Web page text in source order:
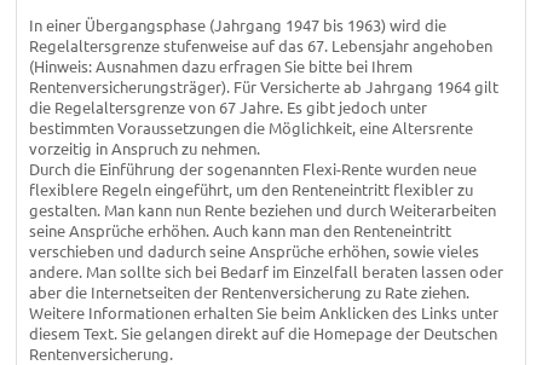
In einer Übergangsphase (Jahrgang 1947 bis 1963) wird die
Regelaltersgrenze stufenweise auf das 67. Lebensjahr angehoben
(Hinweis: Ausnahmen dazu erfragen Sie bitte bei Ihrem
Rentenversicherungsträger). Für Versicherte ab Jahrgang 1964 gilt
die Regelaltersgrenze von 67 Jahre. Es gibt jedoch unter
bestimmten Voraussetzungen die Möglichkeit, eine Altersrente
vorzeitig in Anspruch zu nehmen.
Durch die Einführung der sogenannten Flexi-Rente wurden neue
flexiblere Regeln eingeführt, um den Renteneintritt flexibler zu
gestalten. Man kann nun Rente beziehen und durch Weiterarbeiten
seine Ansprüche erhöhen. Auch kann man den Renteneintritt
verschieben und dadurch seine Ansprüche erhöhen, sowie vieles
andere. Man sollte sich bei Bedarf im Einzelfall beraten lassen oder
aber die Internetseiten der Rentenversicherung zu Rate ziehen.
Weitere Informationen erhalten Sie beim Anklicken des Links unter
diesem Text. Sie gelangen direkt auf die Homepage der Deutschen
Rentenversicherung.